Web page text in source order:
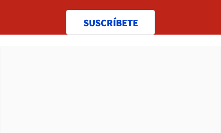
SUSCRÍBETE